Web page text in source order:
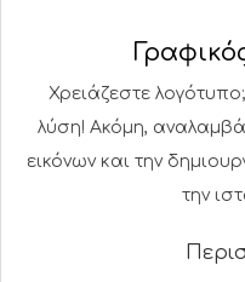
Χρειάζεστε
λύση! Ακόμη,
εικόνων και την
την